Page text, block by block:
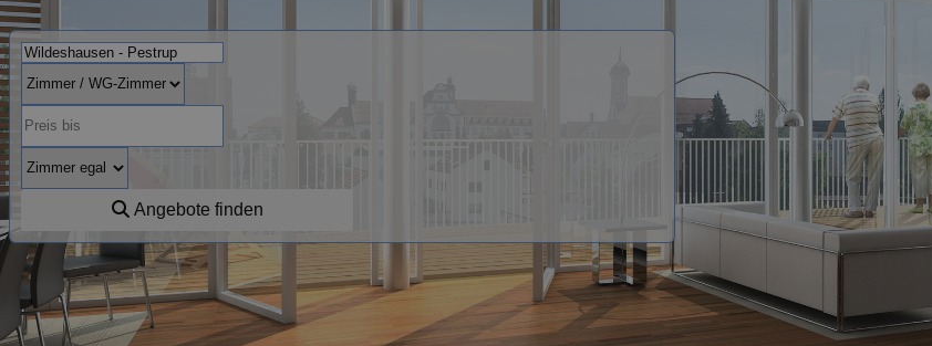
Angebote finden